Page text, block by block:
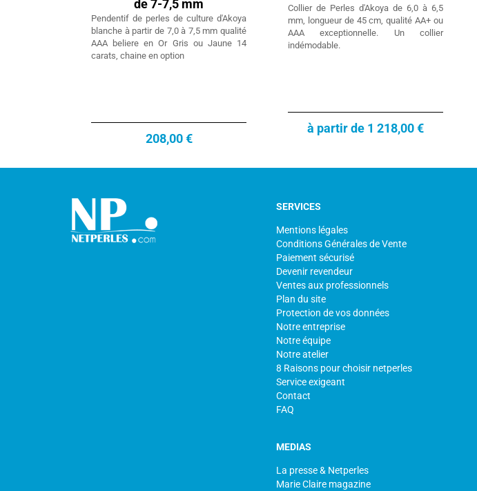
de 7-7,5 mm
Pendentif de perles de culture d'Akoya
blanche à partir de 7,0 à 7,5 mm qualité
AAA beliere en Or Gris ou Jaune 14
carats, chaine en option
208,00 €
Collier de Perles d'Akoya de 6,0 à 6,5
mm, longueur de 45 cm, qualité AA+ ou
AAA exceptionnelle. Un collier
indémodable.
à partir de 1 218,00 €
SERVICES
Mentions légales
Conditions Générales de Vente
Paiement sécurisé
Devenir revendeur
Ventes aux professionnels
Plan du site
Protection de vos données
Notre entreprise
Notre équipe
Notre atelier
8 Raisons pour choisir netperles
Service exigeant
Contact
FAQ
MEDIAS
La presse & Netperles
Marie Claire magazine